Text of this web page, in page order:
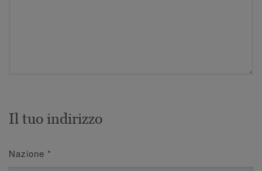
Il tuo indirizzo
Nazione *